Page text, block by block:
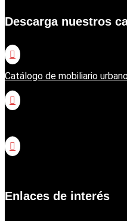
Descarga nuestros

Catálogo de mobiliario


Enlaces de interés